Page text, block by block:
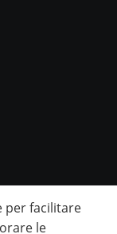
per facilitare
le